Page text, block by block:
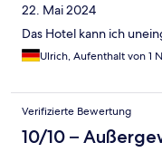
22. Mai 2024
Das Hotel kann ich
Ulrich, Aufenthalt von 1
Verifizierte Bewertung
10/10 –